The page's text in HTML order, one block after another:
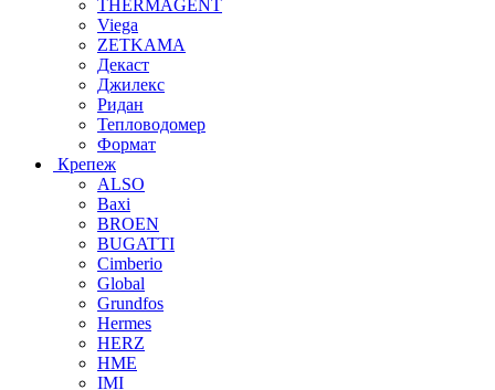
THERMAGENT
Viega
ZETKAMA
Декаст
Джилекс
Ридан
Тепловодомер
Формат
Крепеж
ALSO
Baxi
BROEN
BUGATTI
Cimberio
Global
Grundfos
Hermes
HERZ
HME
IMI